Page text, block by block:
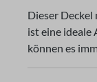
Dieser
ist eine ideale
können es